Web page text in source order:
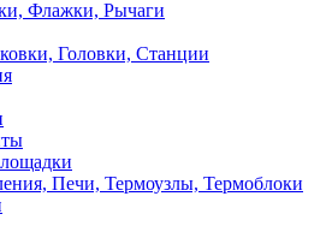
Флажки, Рычаги
Головки, Станции
Печи, Термоузлы, Термоблоки